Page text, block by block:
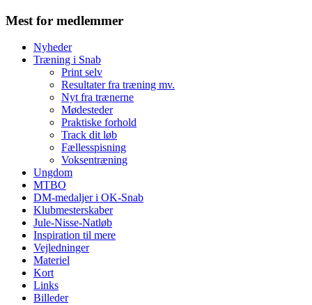
Mest for medlemmer
Nyheder
Træning i Snab
Print selv
Resultater fra træning mv.
Nyt fra trænerne
Mødesteder
Praktiske forhold
Track dit løb
Fællesspisning
Voksentræning
Ungdom
MTBO
DM-medaljer i OK-Snab
Klubmesterskaber
Jule-Nisse-Natløb
Inspiration til mere
Vejledninger
Materiel
Kort
Links
Billeder